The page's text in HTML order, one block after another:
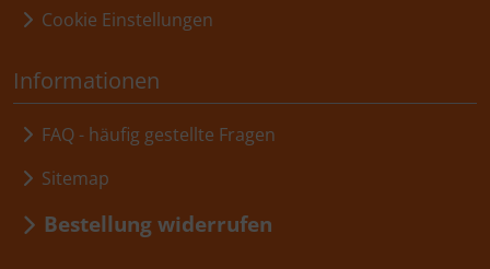
Cookie Einstellungen
Informationen
FAQ - häufig gestellte Fragen
Sitemap
Bestellung widerrufen